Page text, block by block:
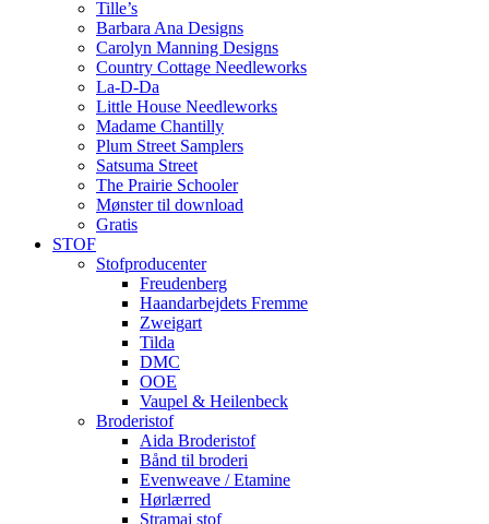
Tille’s
Barbara Ana Designs
Carolyn Manning Designs
Country Cottage Needleworks
La-D-Da
Little House Needleworks
Madame Chantilly
Plum Street Samplers
Satsuma Street
The Prairie Schooler
Mønster til download
Gratis
STOF
Stofproducenter
Freudenberg
Haandarbejdets Fremme
Zweigart
Tilda
DMC
OOE
Vaupel & Heilenbeck
Broderistof
Aida Broderistof
Bånd til broderi
Evenweave / Etamine
Hørlærred
Stramaj stof